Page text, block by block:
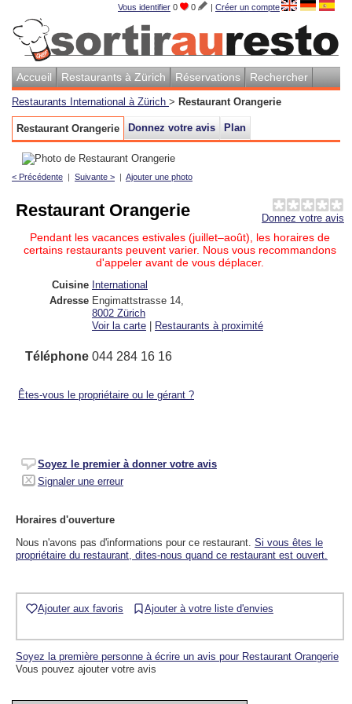
Vous identifier 0 0 | Créer un compte
Accueil Restaurants à Zürich Réservations Rechercher
Restaurants International à Zürich > Restaurant Orangerie
Restaurant Orangerie Donnez votre avis Plan
< Précédente | Suivante > | Ajouter une photo
Donnez votre avis
Restaurant Orangerie
Pendant les vacances estivales (juillet–août), les horaires de
certains restaurants peuvent varier. Nous vous recommandons
d'appeler avant de vous déplacer.
Cuisine International
Adresse Engimattstrasse 14
8002 Zürich
Voir la carte
Restaurants à proximité
Téléphone 044 284 16 16
Êtes-vous le propriétaire ou le gérant ?
Soyez le premier à donner votre avis
Signaler une erreur
Horaires d'ouverture
Nous n'avons pas d'informations pour ce restaurant. Si vous êtes le
propriétaire du restaurant, dites-nous quand ce restaurant est ouvert.
Ajouter aux favoris Ajouter à votre liste d'envies
Soyez la première personne à écrire un avis pour Restaurant Orangerie
Vous pouvez ajouter votre avis